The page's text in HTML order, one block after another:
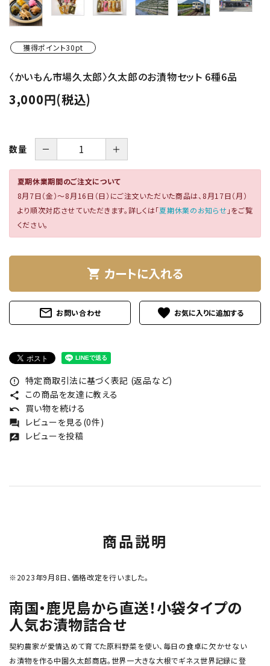
よくある質問
お問い合わせ
プライバシーポリシー
特定商取引法について
獲得ポイント30pt
〈かいもん市場久太郎〉久太郎のお漬物セット 6種6品
3,000円(税込)
数量 － ＋
夏期休業期間のご注文について
8月7日（金）～8月16日（日）にご注文いただいた商品は、8月17日（月）
より順次対応させていただきます。詳しくは「夏期休業のお知らせ 」をご覧
ください。
shopping_cart カートに入れる
mail_outline お問い合わせ favorite
error_outline 特定商取引法に基づく表記 (返品など)
share この商品を友達に教える
undo 買い物を続ける
forum レビューを見る(0件)
rate_review レビューを投稿
商品説明
※2023年9月8日、価格改定を行いました。
南国・鹿児島から直送！小袋タイプの
人気お漬物詰合せ
契約農家が愛情込めて育てた原料野菜を使い、毎日の食卓に欠かせない
お漬物を作る中園久太郎商店。世界一大きな大根でギネス世界記録に登